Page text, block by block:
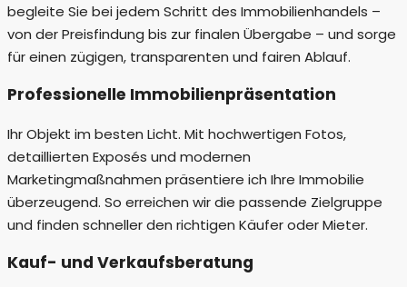
begleite Sie bei jedem Schritt des Immobilienhandels –
von der Preisfindung bis zur finalen Übergabe – und sorge
für einen zügigen, transparenten und fairen Ablauf.
Professionelle Immobilienpräsentation
Ihr Objekt im besten Licht. Mit hochwertigen Fotos,
detaillierten Exposés und modernen
Marketingmaßnahmen präsentiere ich Ihre Immobilie
überzeugend. So erreichen wir die passende Zielgruppe
und finden schneller den richtigen Käufer oder Mieter.
Kauf- und Verkaufsberatung